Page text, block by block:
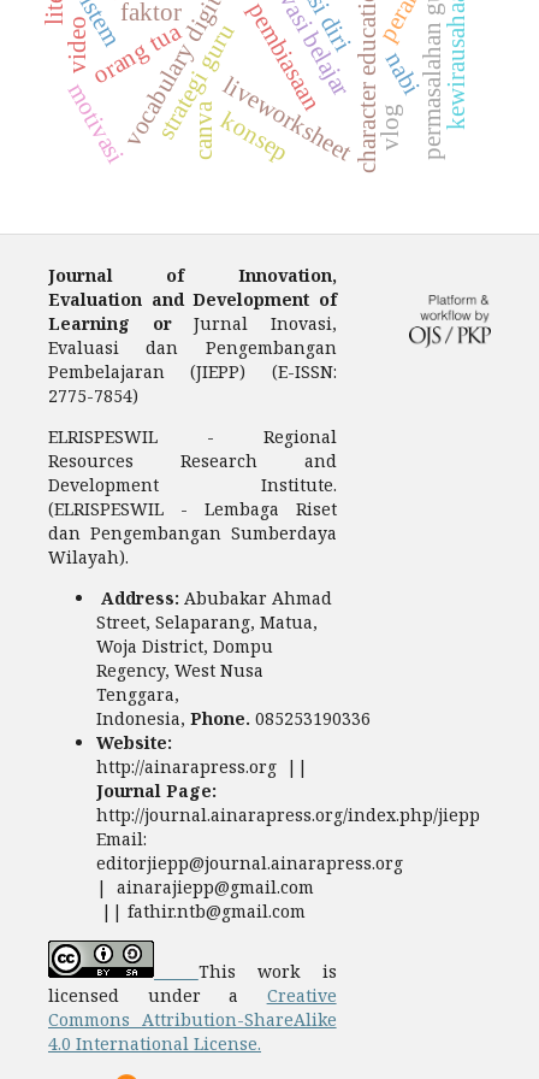
character education
pembiasaan
vocabulary digitalliveworksheet
strategi guru permasalahan guru
orang tua
motivasi
peran
nabi
canva
kewirausahaan
sistem
vlog
video
faktor
konsep
Journal of Innovation,
Evaluation and Development of
Learning orJurnal Inovasi,
Evaluasi dan Pengembangan
Pembelajaran (JIEPP) (E-ISSN:
2775-7854)
ELRISPESWIL - Regional
Resources Research and
Development Institute.
(ELRISPESWIL - Lembaga Riset
dan Pengembangan Sumberdaya
Wilayah).
Address: Abubakar Ahmad
Street, Selaparang, Matua,
Woja District, Dompu
Regency, West Nusa
Tenggara,
Indonesia, Phone. 085253190336
Website:
http://ainarapress.org ||
Journal Page:
http://journal.ainarapress.org/index.php/jiepp
Email:
editorjiepp@journal.ainarapress.org
| ainarajiepp@gmail.com
|| fathir.ntb@gmail.com
This work is
licensed under a Creative
Commons Attribution-ShareAlike
4.0 International License.